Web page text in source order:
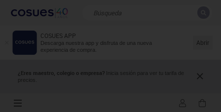
COSUES APP
Descarga nuestra app y disfruta de una nueva
experiencia de compra.
Abrir
¿Eres maestro, colegio o empresa? Inicia sesión para ver tu tarifa de
precios.
Resultados de la búsqueda